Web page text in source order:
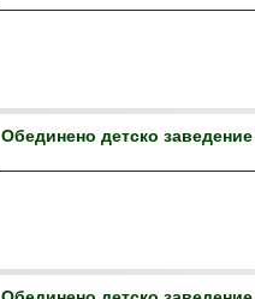
Обединено детско